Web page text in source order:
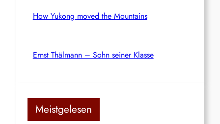
How Yukong moved the Mountains
Ernst Thälmann – Sohn seiner Klasse
Meistgelesen